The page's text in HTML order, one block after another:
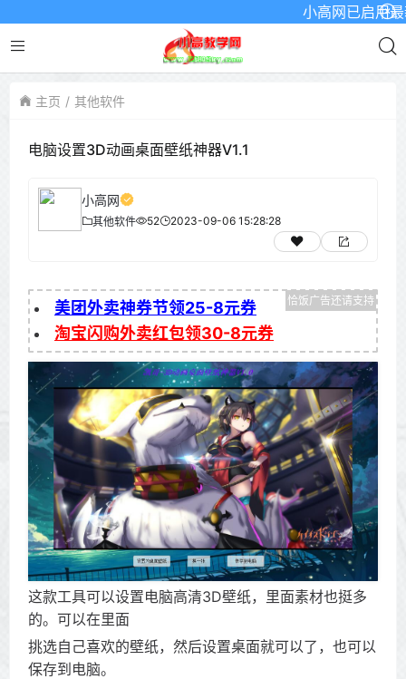
小高网已启用最
主页 其他软件
电脑设置3D动画桌面壁纸神器V1.1
小高网
其他软件 52 2023-09-06 15:28:28
美团外卖神券节领25-8元券
淘宝闪购外卖红包领30-8元券
这款工具可以设置电脑高清3D壁纸，里面素材也挺多
的。可以在里面
挑选自己喜欢的壁纸，然后设置桌面就可以了，也可以
保存到电脑。